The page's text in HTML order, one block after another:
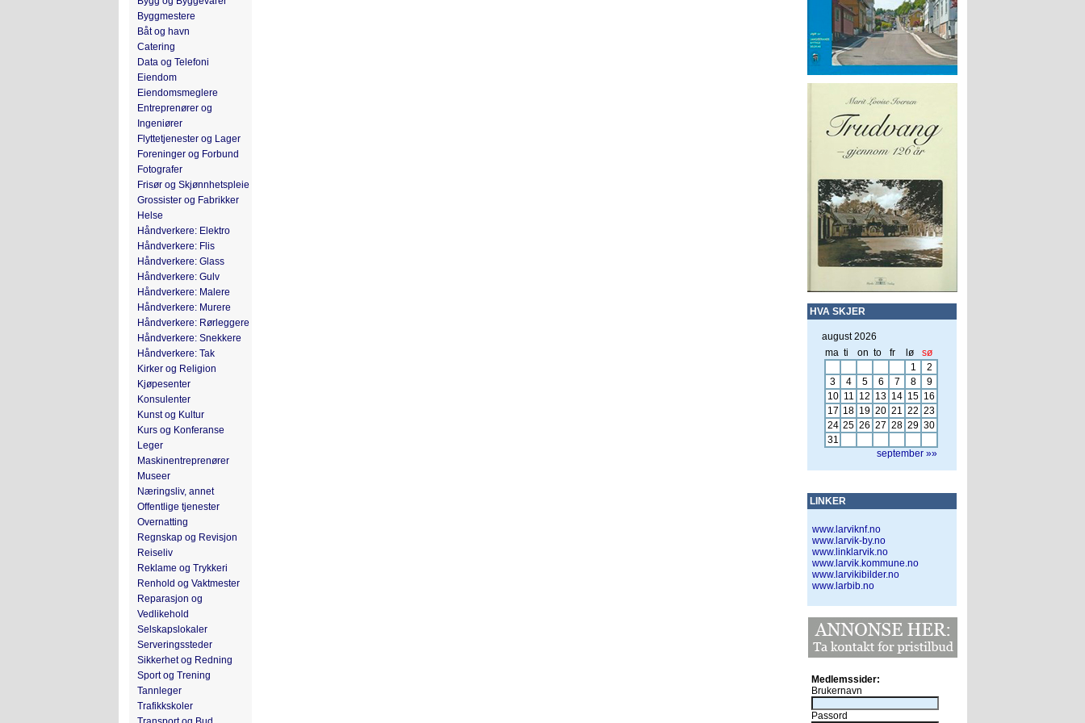
Byggmestere
Båt og havn
Catering
Data og Telefoni
Eiendom
Eiendomsmeglere
Entreprenører og
Ingeniører
Flyttetjenester og Lager
Foreninger og Forbund
Fotografer
Frisør og Skjønnhetspleie
Grossister og Fabrikker
Helse
Håndverkere: Elektro
Håndverkere: Flis
Håndverkere: Glass
Håndverkere: Gulv
Håndverkere: Malere
Håndverkere: Murere
Håndverkere: Rørleggere
Håndverkere: Snekkere
Håndverkere: Tak
Kirker og Religion
Kjøpesenter
Konsulenter
Kunst og Kultur
Kurs og Konferanse
Leger
Maskinentreprenører
Museer
Næringsliv, annet
Offentlige tjenester
Overnatting
Regnskap og Revisjon
Reiseliv
Reklame og Trykkeri
Renhold og Vaktmester
Reparasjon og
Vedlikehold
Selskapslokaler
Serveringssteder
Sikkerhet og Redning
Sport og Trening
Tannleger
Trafikkskoler
HVA SKJER
august 2026
ma ti on to fr lø
sø
1
2
3
4 5 6 7 8
9
10 11 12 13 14 15 16
17 18 19 20 21 22 23
24 25 26 27 28 29 30
31
september »»
LINKER
www.larviknf.no
www.larvik-by.no
www.linklarvik.no
www.larvik.kommune.no
www.larvikibilder.no
www.larbib.no
Medlemssider:
Brukernavn
Passord